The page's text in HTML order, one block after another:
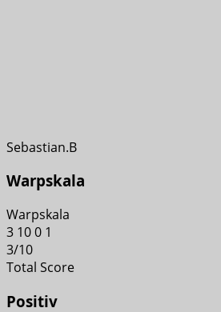
Sebastian.B
Warpskala
Warpskala
3 100 1
3/10
Total Score
Positiv